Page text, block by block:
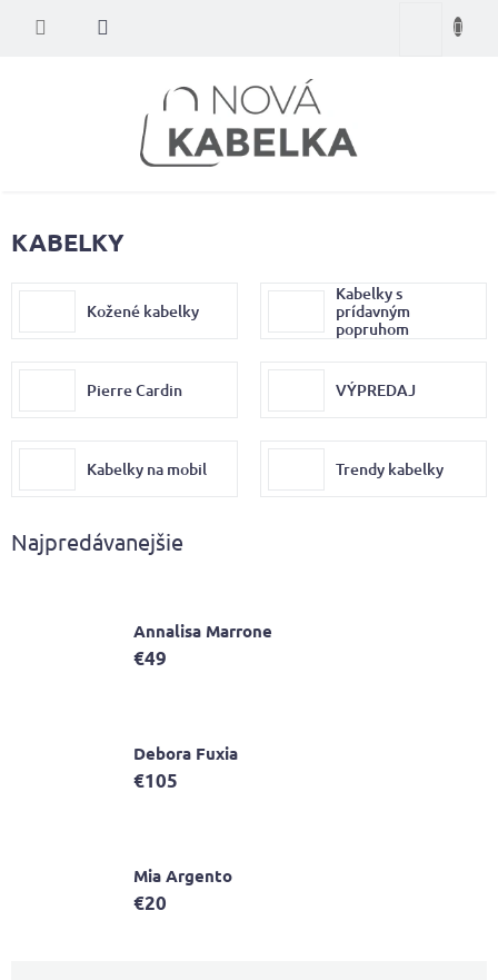
Nákupný
KABELKY
Kožené kabelky
Kabelky s
prídavným
popruhom
Pierre Cardin VÝPREDAJ
Kabelky na mobil Trendy kabelky
Najpredávanejšie
Annalisa Marrone
€49
Debora Fuxia
€105
Mia Argento
€20